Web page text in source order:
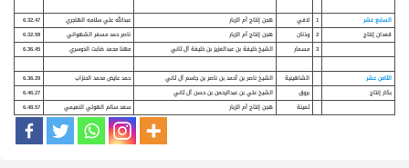
السابع عشر 1 لافي هجن إنتاج أم الزبار عبدالله علي سلامه الهاجري
6.32.47
قعدان إنتاج
2 وذنان هجن إنتاج أم الزبار ناصر حمد مسفر الشهواني
6.32.59
3 مسمار الشيخ خليفة بن عبدالعزيز بن خليفة آل ثاني مهنا محمد ضابت الدوسري 6.36.45
الثامن عشر الشاهينية الشيخ ناصر بن أحمد بن ناصر بن جاسم آل ثاني حمد عايض محمد الحنزاب
6.36.29
بكار إنتاج
بروق الشيخ علي بن عبدالرحمن بن حسن آل ثاني
6.46.27
ثمينة
هجن إنتاج أم الزبار سعد سالم الهولي النعيمي 6.48.57